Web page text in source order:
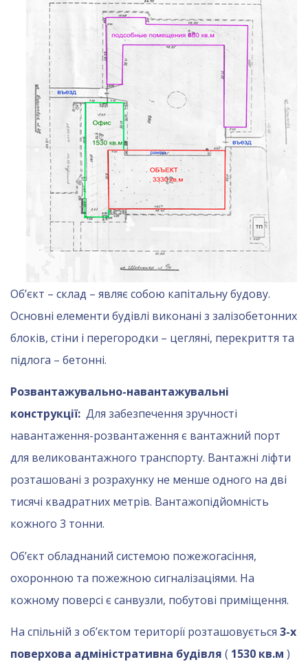
Об’єкт – склад – являє собою капітальну будову.
Основні елементи будівлі виконані з залізобетонних
блоків, стіни і перегородки – цегляні, перекриття та
підлога – бетонні.
Розвантажувально-навантажувальні
конструкції: Для забезпечення зручності
навантаження-розвантаження є вантажний порт
для великовантажного транспорту. Вантажні ліфти
розташовані з розрахунку не менше одного на дві
тисячі квадратних метрів. Вантажопідйомність
кожного 3 тонни.
Об’єкт обладнаний системою пожежогасіння,
охоронною та пожежною сигналізаціями. На
кожному поверсі є санвузли, побутові приміщення.
На спільній з об’єктом території розташовується 3-х
поверхова адміністративна будівля ( 1530 кв.м )